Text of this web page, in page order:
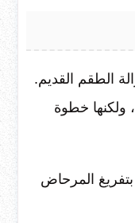
الطقم القديم.
ولكنها خطوة
المرحاض